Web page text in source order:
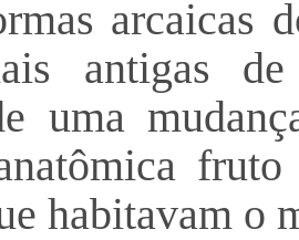
arcaicas
antigas
uma
habitavam o